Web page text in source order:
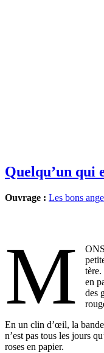
Quelqu’un qui
Ouvrage : Les bons
M
en
des
En un clin d’œil, la
n’est pas tous les jours
roses en papier.